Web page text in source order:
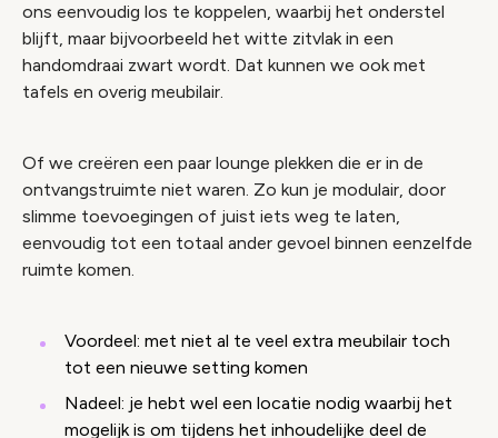
ons eenvoudig los te koppelen, waarbij het onderstel
blijft, maar bijvoorbeeld het witte zitvlak in een
handomdraai zwart wordt. Dat kunnen we ook met
tafels en overig meubilair.
Of we creëren een paar lounge plekken die er in de
ontvangstruimte niet waren. Zo kun je modulair, door
slimme toevoegingen of juist iets weg te laten,
eenvoudig tot een totaal ander gevoel binnen eenzelfde
ruimte komen.
Voordeel: met niet al te veel extra meubilair toch
tot een nieuwe setting komen
Nadeel: je hebt wel een locatie nodig waarbij het
mogelijk is om tijdens het inhoudelijke deel de